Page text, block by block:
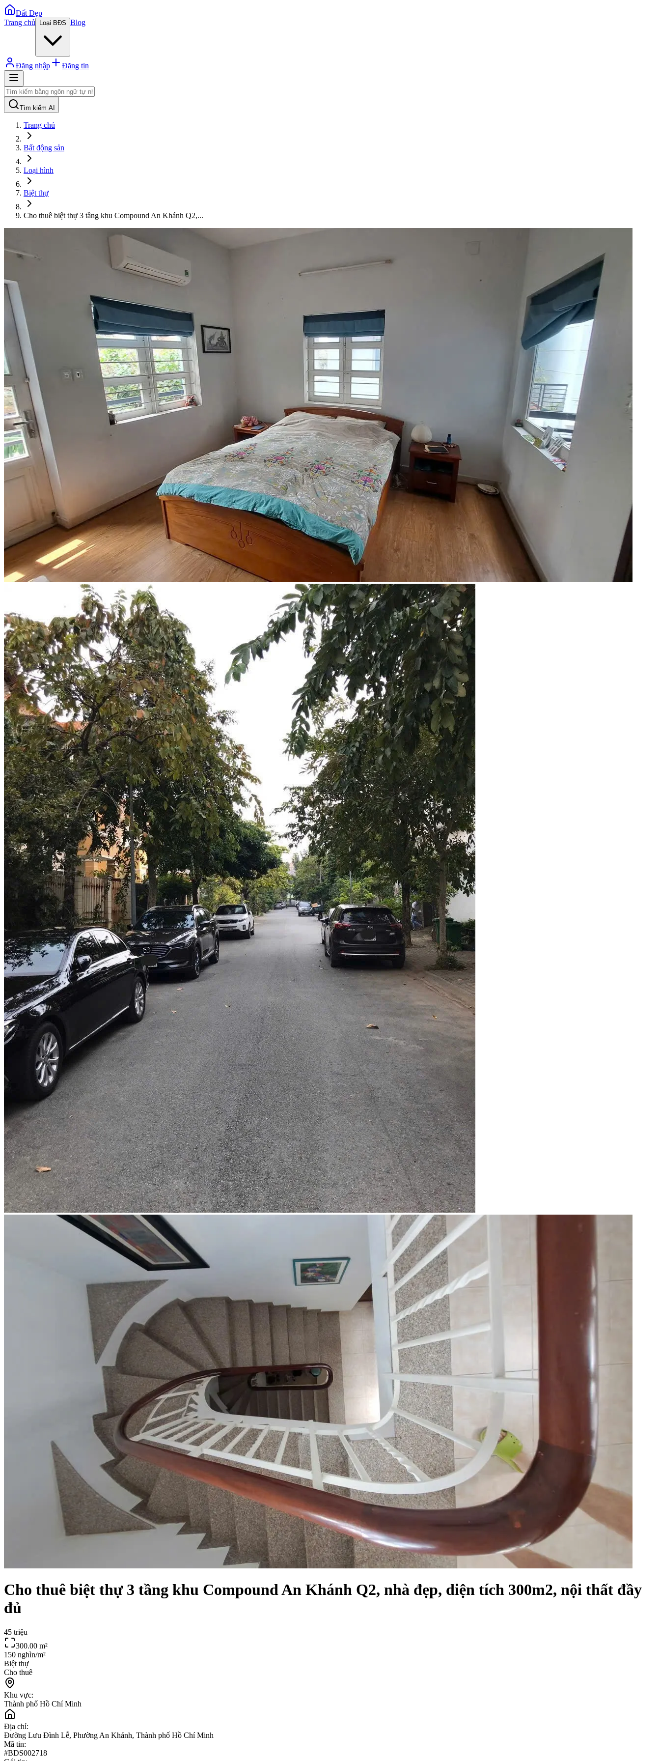
Đất Đẹp
Trang chủ
Loại BĐS Blog
Đăng nhập Đăng tin
Tìm kiếm AI
Trang chủ
Bất động sản
Loại hình
Biệt thự
Cho thuê biệt thự 3 tầng khu Compound An Khánh Q2,...
Cho thuê biệt thự 3 tầng khu Compound An Khánh Q2, nhà đẹp, diện tích 300m2, nội thất đầy
đủ
45 triệu
300.00 m²
150 nghìn/m²
Biệt thự
Cho thuê
Khu vực:
Thành phố Hồ Chí Minh
Địa chỉ:
Đường Lưu Đình Lễ, Phường An Khánh, Thành phố Hồ Chí Minh
Mã tin:
#BDS002718